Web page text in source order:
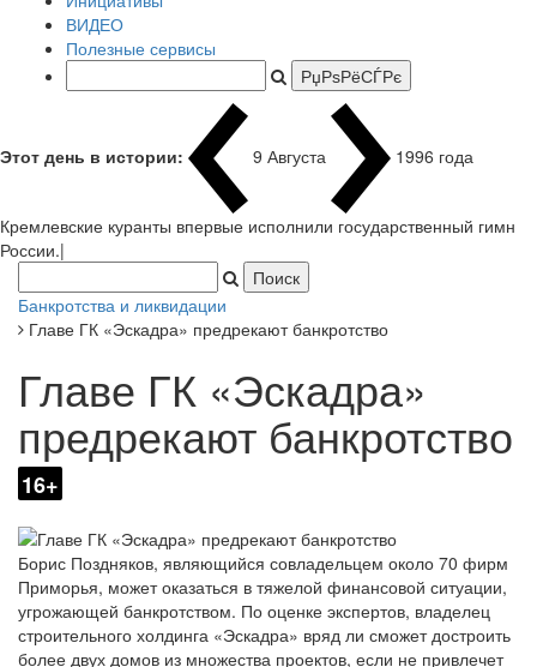
ВИДЕО
Полезные сервисы
Этот день в истории: 9 Августа 1996 года
Кремлевские куранты впервые исполнили государственный гимн
России.|
Банкротства и ликвидации
Главе ГК «Эскадра» предрекают банкротство
Главе ГК «Эскадра»
предрекают банкротство
16+
Борис Поздняков, являющийся совладельцем около 70 фирм
Приморья, может оказаться в тяжелой финансовой ситуации,
угрожающей банкротством. По оценке экспертов, владелец
строительного холдинга «Эскадра» вряд ли сможет достроить
более двух домов из множества проектов, если не привлечет